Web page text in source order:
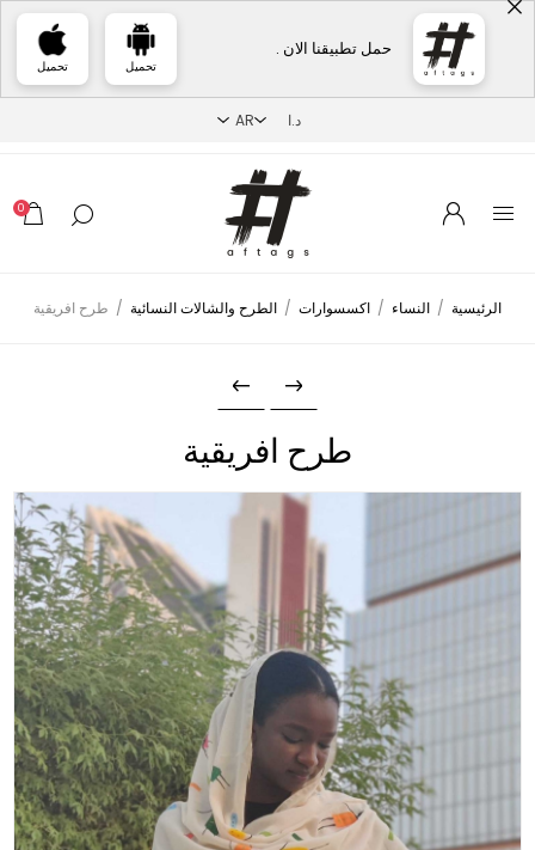
حمل تطبيقنا الان .
تحميل تحميل
0
الرئيسية / النساء / اكسسوارات / الطرح والشالات النسائية / طرح افريقية
طرح افريقية